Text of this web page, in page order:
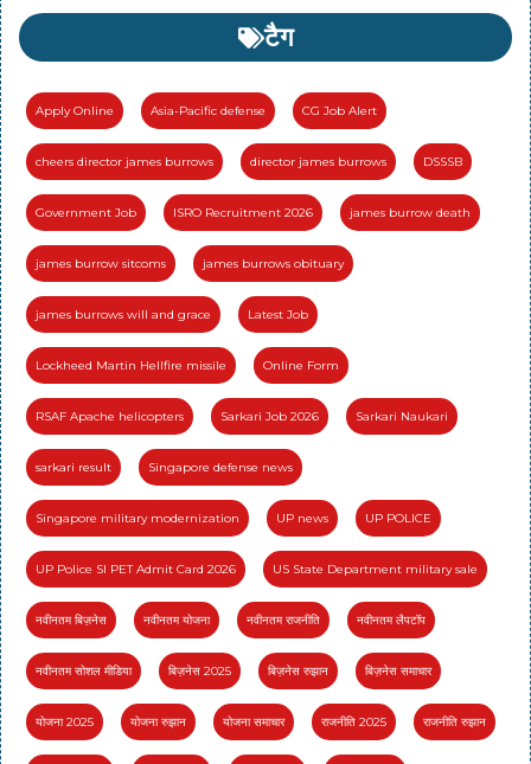
टैग
Apply Online Asia-Pacific defense CG Job Alert
cheers director james burrows director james burrows DSSSB
Government Job ISRO Recruitment 2026 james burrow death
james burrow sitcoms james burrows obituary
james burrows will and grace Latest Job
Lockheed Martin Hellfire missile Online Form
RSAF Apache helicopters Sarkari Job 2026 Sarkari Naukari
sarkari result Singapore defense news
Singapore military modernization UP news UP POLICE
UP Police SI PET Admit Card 2026 US State Department military sale
नवीनतम बिज़नेस नवीनतम योजना नवीनतम राजनीति नवीनतम लैपटॉप
नवीनतम सोशल मीडिया बिज़नेस 2025 बिज़नेस रुझान बिज़नेस समाचार
योजना 2025 योजना रुझान योजना समाचार राजनीति 2025 राजनीति रुझान